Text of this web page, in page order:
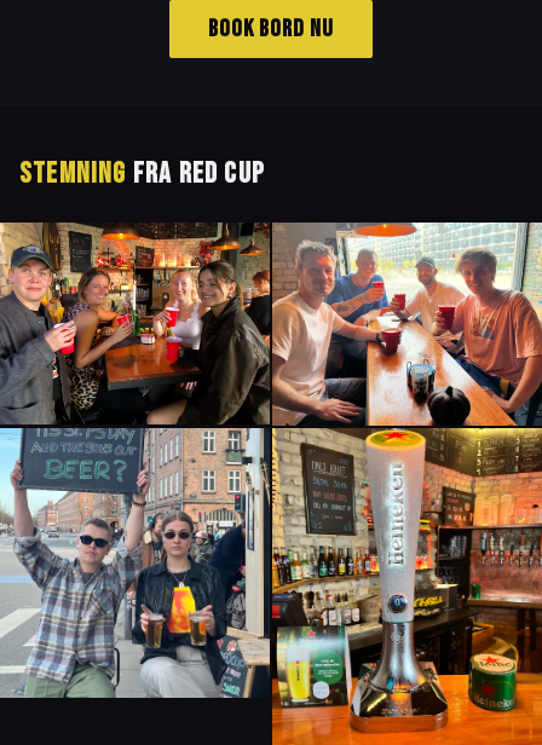
BOOK BORD NU
STEMNING FRA RED CUP